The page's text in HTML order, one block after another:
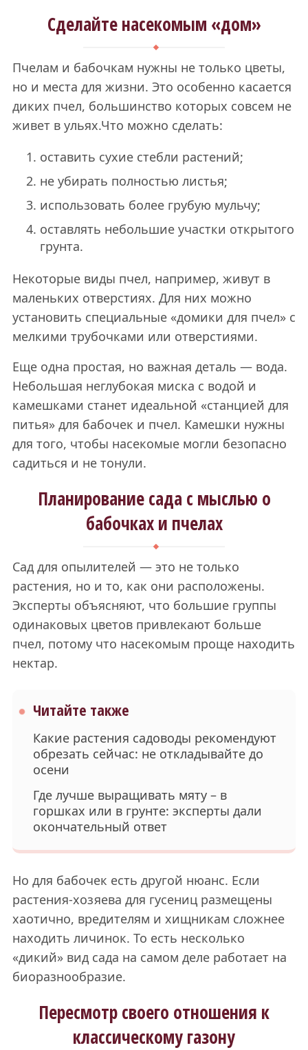
Сделайте насекомым «дом»
Пчелам и бабочкам нужны не только цветы,
но и места для жизни. Это особенно касается
диких пчел, большинство которых совсем не
живет в ульях.Что можно сделать:
оставить сухие стебли растений;
не убирать полностью листья;
использовать более грубую мульчу;
оставлять небольшие участки открытого
грунта.
Некоторые виды пчел, например, живут в
маленьких отверстиях. Для них можно
установить специальные «домики для пчел» с
мелкими трубочками или отверстиями.
Еще одна простая, но важная деталь — вода.
Небольшая неглубокая миска с водой и
камешками станет идеальной «станцией для
питья» для бабочек и пчел. Камешки нужны
для того, чтобы насекомые могли безопасно
садиться и не тонули.
Планирование сада с мыслью о
бабочках и пчелах
Сад для опылителей — это не только
растения, но и то, как они расположены.
Эксперты объясняют, что большие группы
одинаковых цветов привлекают больше
пчел, потому что насекомым проще находить
нектар.
Читайте также
Какие растения садоводы рекомендуют
обрезать сейчас: не откладывайте до
осени
Где лучше выращивать мяту – в
горшках или в грунте: эксперты дали
окончательный ответ
Но для бабочек есть другой нюанс. Если
растения-хозяева для гусениц размещены
хаотично, вредителям и хищникам сложнее
находить личинок. То есть несколько
«дикий» вид сада на самом деле работает на
биоразнообразие.
Пересмотр своего отношения к
классическому газону